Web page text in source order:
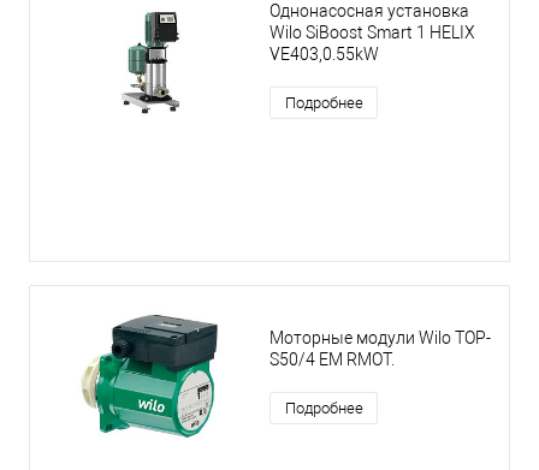
Однонасосная установка
Wilo SiBoost Smart 1 HELIX
VE403,0.55kW
Подробнее
Моторные модули Wilo TOP-
S50/4 EM RMOT.
Подробнее